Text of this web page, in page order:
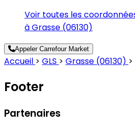
Voir toutes les
à Grasse (06130)
Appeler Carrefour Market
Accueil > GLS > Grasse (06130) >
Footer
Partenaires